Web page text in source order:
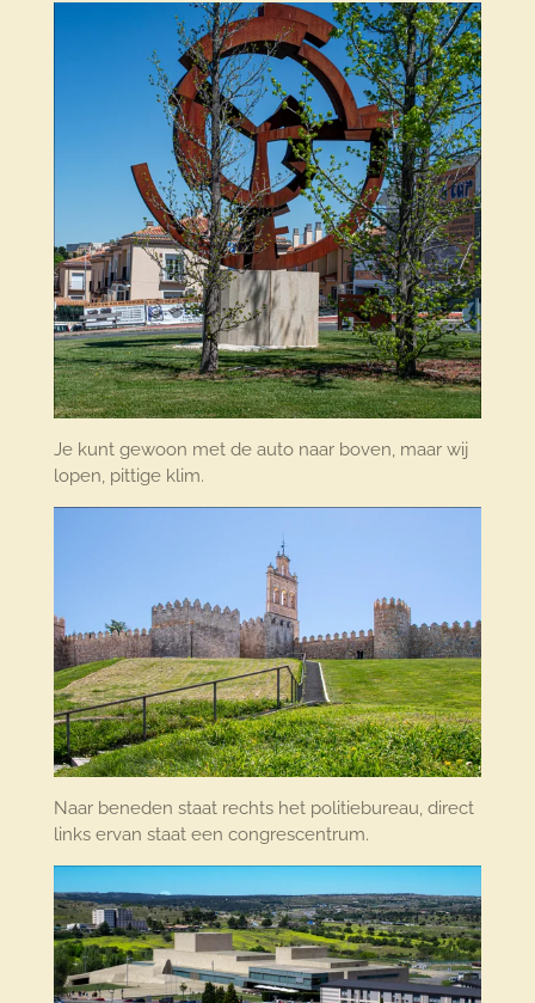
Je kunt gewoon met de auto naar boven, maar wij
lopen, pittige klim.
Naar beneden staat rechts het politiebureau, direct
links ervan staat een congrescentrum.